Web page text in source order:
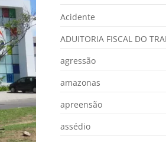
Acidente
ADUITORIA FISCAL DO
agressão
amazonas
apreensão
assédio